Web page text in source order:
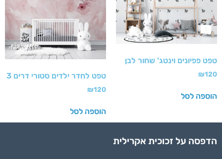
טפט פפיונים וינטג' שחור לבן
₪120
הוספה לסל
טפט לחדר ילדים סטורי דרים 3
₪120
הוספה לסל
הדפסה על זכוכית אקרילית